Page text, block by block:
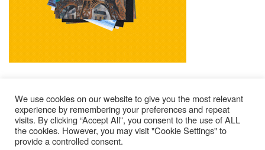
Impressum Kontakt
Alle Ausgaben Lesen
POLY Abonnieren
We use cookies on our website to give you the most relevant
experience by remembering your preferences and repeat
visits. By clicking “Accept All”, you consent to the use of ALL
the cookies. However, you may visit "Cookie Settings" to
provide a controlled consent.